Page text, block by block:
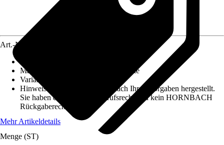
Art.-Nr.
Material
Dreischicht-Holzspannplatte
Variante
Hinweis: Dieser Artikel wird nach Ihren Vorgaben hergestellt.
Sie haben daher kein Widerrufsrecht und kein HORNBACH
Rückgaberecht.
Mehr Artikeldetails
Menge (ST)